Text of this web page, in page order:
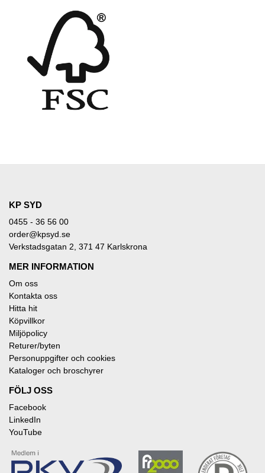
KP SYD
0455 - 36 56 00
order@kpsyd.se
Verkstadsgatan 2, 371 47 Karlskrona
MER INFORMATION
Om oss
Kontakta oss
Hitta hit
Köpvillkor
Miljöpolicy
Returer/byten
Personuppgifter och cookies
Kataloger och broschyrer
FÖLJ OSS
Facebook
LinkedIn
YouTube